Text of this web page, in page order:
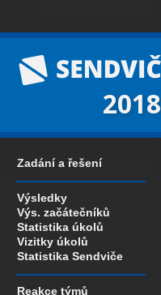
2018
Zadání a řešení
Výsledky
Výs. začátečníků
Statistika úkolů
Vizitky úkolů
Statistika Sendviče
Reakce týmů